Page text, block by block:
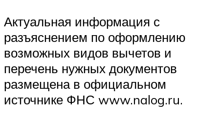
Актуальная информация с
разъяснением по оформлению
возможных видов вычетов и
перечень нужных документов
размещена в официальном
источнике ФНС www.nalog.ru.